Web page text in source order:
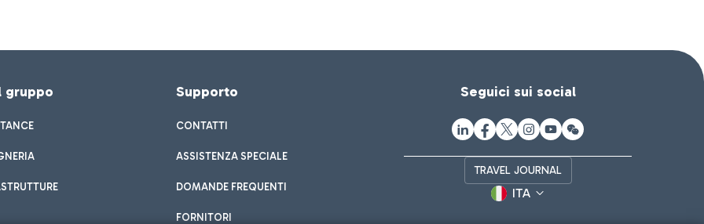
gruppo Supporto
CONTATTI
ASSISTENZA SPECIALE
DOMANDE FREQUENTI
FORNITORI
Seguici sui social
TRAVEL JOURNAL
ITA